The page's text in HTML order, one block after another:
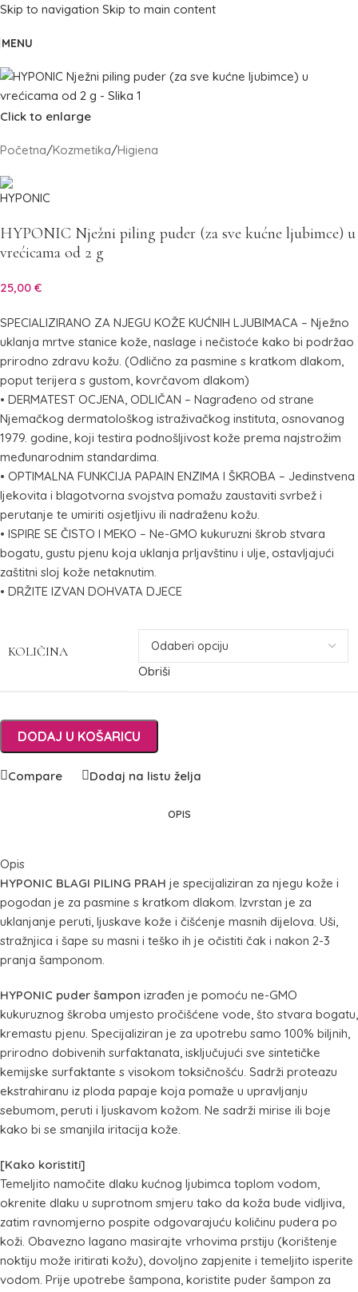
Skip to navigation Skip to main content
MENU
Click to enlarge
Početna/Kozmetika/Higiena
HYPONIC Nježni piling puder (za sve kućne ljubimce) u
vrećicama od 2 g
25,00 €
SPECIALIZIRANO ZA NJEGU KOŽE KUĆNIH LJUBIMACA – Nježno
uklanja mrtve stanice kože, naslage i nečistoće kako bi podržao
prirodno zdravu kožu. (Odlično za pasmine s kratkom dlakom,
poput terijera s gustom, kovrčavom dlakom)
• DERMATEST OCJENA, ODLIČAN – Nagrađeno od strane
Njemačkog dermatološkog istraživačkog instituta, osnovanog
1979. godine, koji testira podnošljivost kože prema najstrožim
međunarodnim standardima.
• OPTIMALNA FUNKCIJA PAPAIN ENZIMA I ŠKROBA – Jedinstvena
ljekovita i blagotvorna svojstva pomažu zaustaviti svrbež i
perutanje te umiriti osjetljivu ili nadraženu kožu.
• ISPIRE SE ČISTO I MEKO – Ne-GMO kukuruzni škrob stvara
bogatu, gustu pjenu koja uklanja prljavštinu i ulje, ostavljajući
zaštitni sloj kože netaknutim.
• DRŽITE IZVAN DOHVATA DJECE
KOLIČINA
Obriši
DODAJ U KOŠARICU
Compare Dodaj na listu želja
OPIS
Opis
HYPONIC BLAGI PILING PRAH je specijaliziran za njegu kože i
pogodan je za pasmine s kratkom dlakom. Izvrstan je za
uklanjanje peruti, ljuskave kože i čišćenje masnih dijelova. Uši,
stražnjica i šape su masni i teško ih je očistiti čak i nakon 2-3
pranja šamponom.
HYPONIC puder šampon izrađen je pomoću ne-GMO
kukuruznog škroba umjesto pročišćene vode, što stvara bogatu,
kremastu pjenu. Specijaliziran je za upotrebu samo 100% biljnih,
prirodno dobivenih surfaktanata, isključujući sve sintetičke
kemijske surfaktante s visokom toksičnošću. Sadrži proteazu
ekstrahiranu iz ploda papaje koja pomaže u upravljanju
sebumom, peruti i ljuskavom kožom. Ne sadrži mirise ili boje
kako bi se smanjila iritacija kože.
[Kako koristiti]
Temeljito namočite dlaku kućnog ljubimca toplom vodom,
okrenite dlaku u suprotnom smjeru tako da koža bude vidljiva,
zatim ravnomjerno pospite odgovarajuću količinu pudera po
koži. Obavezno lagano masirajte vrhovima prstiju (korištenje
noktiju može iritirati kožu), dovoljno zapjenite i temeljito isperite
vodom. Prije upotrebe šampona, koristite puder šampon za